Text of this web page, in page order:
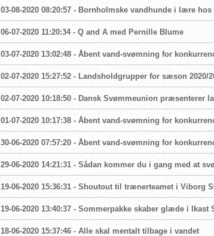
03-08-2020 08:20:57 - Bornholmske vandhunde i lære
06-07-2020 11:20:34 - Q and A med Pernille Blume
03-07-2020 13:02:48 - Åbent vand-svømning for
02-07-2020 15:27:52 - Landsholdgrupper for sæson 2020/
02-07-2020 10:18:50 - Dansk Svømmeunion præsenterer
01-07-2020 10:17:38 - Åbent vand-svømning for
30-06-2020 07:57:20 - Åbent vand-svømning for
29-06-2020 14:21:31 - Sådan kommer du i gang med at
19-06-2020 15:36:31 - Shoutout til trænerteamet i Viborg
19-06-2020 13:40:37 - Sommerpakke skaber glæde i Ikast
18-06-2020 15:37:46 - Alle skal mentalt tilbage i vandet